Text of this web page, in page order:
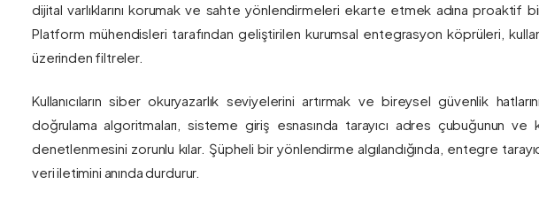
dijital varlıklarını korumak ve sahte yönlendirmeleri ekarte etmek adına proaktif
Platform mühendisleri tarafından geliştirilen kurumsal entegrasyon köprüleri,
üzerinden filtreler.
Kullanıcıların siber okuryazarlık seviyelerini artırmak ve bireysel güvenlik
doğrulama algoritmaları, sisteme giriş esnasında tarayıcı adres çubuğunun
denetlenmesini zorunlu kılar. Şüpheli bir yönlendirme algılandığında, entegre
veri iletimini anında durdurur.